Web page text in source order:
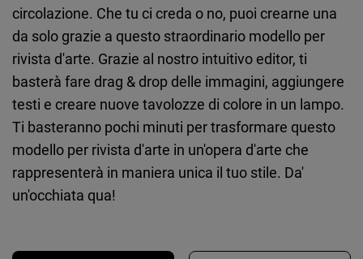
circolazione. Che tu ci creda o no, puoi crearne una
da solo grazie a questo straordinario modello per
rivista d'arte. Grazie al nostro intuitivo editor, ti
basterà fare drag & drop delle immagini, aggiungere
testi e creare nuove tavolozze di colore in un lampo.
Ti basteranno pochi minuti per trasformare questo
modello per rivista d'arte in un'opera d'arte che
rappresenterà in maniera unica il tuo stile. Da'
un'occhiata qua!